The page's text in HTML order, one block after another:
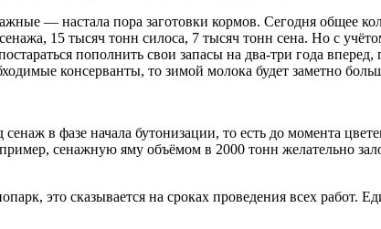
— настала пора заготовки кормов. Сегодня общее
15 тысяч тонн силоса, 7 тысяч тонн сена. Но с
пополнить свои запасы на два-три года вперед,
консерванты, то зимой молока будет заметно
в фазе начала бутонизации, то есть до момента
сенажную яму объёмом в 2000 тонн желательно
это сказывается на сроках проведения всех работ.